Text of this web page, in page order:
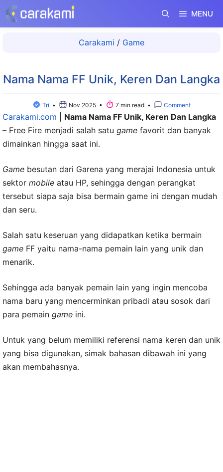
Langsung
ke
MENU
Carakami / Game
Nama Nama FF Unik, Keren Dan Langka
Tri • Nov 2025 • 7 min read • Comment
Carakami.com
Nama Nama FF Unik, Keren Dan Langka
– Free Fire menjadi salah satu game favorit dan banyak
dimainkan hingga saat ini.
Game besutan dari Garena yang merajai Indonesia untuk
sektor mobile atau HP, sehingga dengan perangkat
tersebut siapa saja bisa bermain game ini dengan mudah
dan seru.
Salah satu keseruan yang didapatkan ketika bermain
game FF yaitu nama-nama pemain lain yang unik dan
menarik.
Sehingga ada banyak pemain lain yang ingin mencoba
nama baru yang mencerminkan pribadi atau sosok dari
para pemain game ini.
Untuk yang belum memiliki referensi nama keren dan unik
yang bisa digunakan, simak bahasan dibawah ini yang
akan membahasnya.